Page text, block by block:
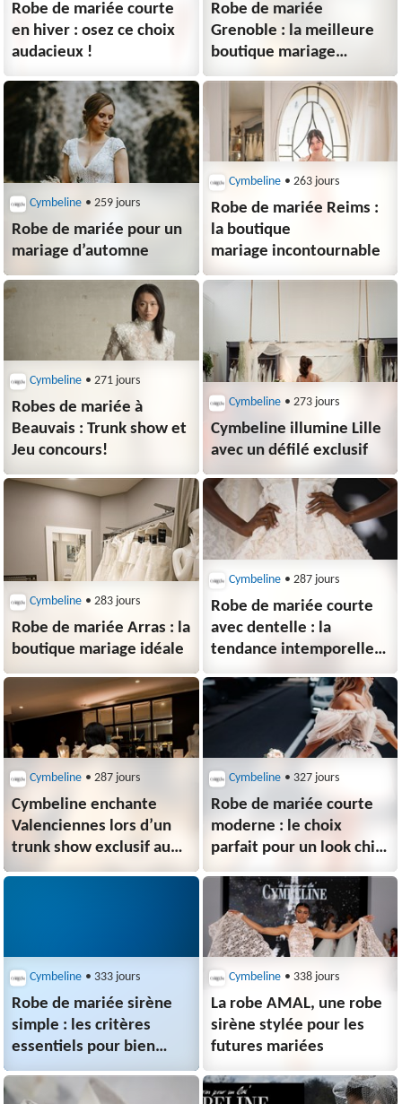
Robe de mariée courte
en hiver : osez ce choix
audacieux !
Robe de mariée
Grenoble : la meilleure
boutique mariage
en Isère
Cymbeline • 259 jours
Robe de mariée pour un
mariage d’automne
Cymbeline • 263 jours
Robe de mariée Reims :
la boutique
mariage incontournable
Cymbeline • 271 jours
Robes de mariée à
Beauvais : Trunk show et
Jeu concours!
Cymbeline • 273 jours
Cymbeline illumine Lille
avec un défilé exclusif
Cymbeline • 283 jours
Robe de mariée Arras : la
boutique mariage idéale
Cymbeline • 287 jours
Robe de mariée courte
avec dentelle : la
tendance intemporelle
qui séduit les
mariées modernes
Cymbeline • 287 jours
Cymbeline enchante
Valenciennes lors d’un
trunk show exclusif au
Royal Hainaut
Cymbeline • 327 jours
Robe de mariée courte
moderne : le choix
parfait pour un look chic
et audacieux
Cymbeline • 333 jours
Robe de mariée sirène
simple : les critères
essentiels pour bien
la choisir
Cymbeline • 338 jours
La robe AMAL, une robe
sirène stylée pour les
futures mariées